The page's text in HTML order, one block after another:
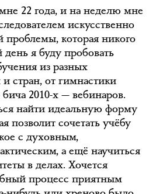
22 года, и на неделю мне
искусственно
проблемы, которая никого
я буду пробовать
из разных
стран, от гимнастики
2010-х — вебинаров.
найти идеальную форму
позволит сочетать учёбу
с духовным,
а ещё научиться
в делах. Хочется
процесс приятным